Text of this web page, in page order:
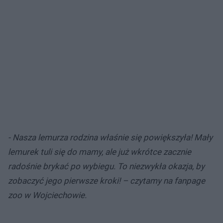
- Nasza lemurza rodzina właśnie się powiększyła! Mały
lemurek tuli się do mamy, ale już wkrótce zacznie
radośnie brykać po wybiegu. To niezwykła okazja, by
zobaczyć jego pierwsze kroki! – czytamy na fanpage
zoo w Wojciechowie.